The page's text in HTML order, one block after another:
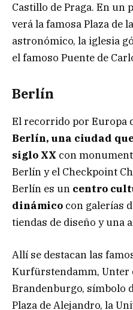
Castillo de Praga. En un
verá la famosa Plaza de
astronómico, la iglesia
el famoso Puente de
Berlín
El recorrido por Europa
Berlín, una ciudad
siglo XX con
Berlín y el Checkpoint
Berlín es un centro
dinámico con galerías
tiendas de diseño y una
Allí se destacan las
Kurfürstendamm, Unter
Brandenburgo, símbolo
Plaza de Alejandro, la